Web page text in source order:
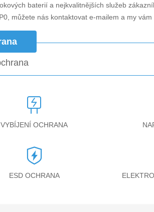
baterií a nejkvalitnějších služeb
, můžete nás kontaktovat e-mailem a my
VYBÍJENÍ OCHRANA
ESD OCHRANA